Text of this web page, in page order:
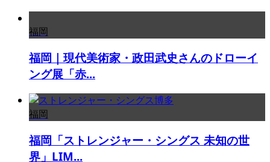
福岡
福岡｜現代美術家・政田武史さんのドローイ
ング展「赤...
福岡
福岡「ストレンジャー・シングス 未知の世
界」LIM...